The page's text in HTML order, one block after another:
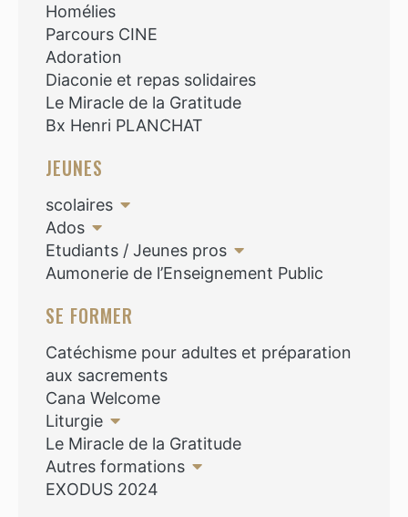
Homélies
Parcours CINE
Adoration
Diaconie et repas solidaires
Le Miracle de la Gratitude
Bx Henri PLANCHAT
JEUNES
scolaires
Ados
Etudiants / Jeunes pros
Aumonerie de l’Enseignement Public
SE FORMER
Catéchisme pour adultes et préparation
aux sacrements
Cana Welcome
Liturgie
Le Miracle de la Gratitude
Autres formations
EXODUS 2024